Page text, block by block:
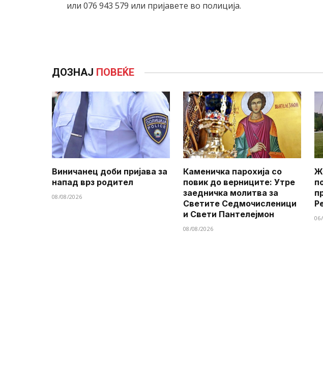
или 076 943 579 или пријавете во полиција.
ДОЗНАЈ ПОВЕЌЕ
Виничанец доби пријава за
напад врз родител
08/08/2026
Каменичка парохија со
повик до верниците: Утре
заедничка молитва за
Светите Седмочисленици
и Свети Пантелејмон
08/08/2026